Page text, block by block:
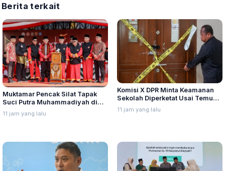
Berita terkait
Muktamar Pencak Silat Tapak
Suci Putra Muhammadiyah di
Semarang Hadirkan Pesilat dari
Lima Negara
11 jam yang lalu
Komisi X DPR Minta Keamanan
Sekolah Diperketat Usai Temuan
Senjata dan Narkotika
11 jam yang lalu